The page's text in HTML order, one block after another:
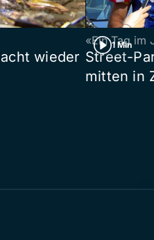
wieder
1 Min
«Ein Tag im
Street-
mitten in